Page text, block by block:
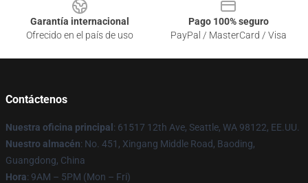
Garantía internacional
Ofrecido en el país de uso
Pago 100% seguro
PayPal / MasterCard / Visa
Contáctenos
Nuestra oficina principal : 61517 12th Ave, Seattle, WA 98122, EE.UU.
Nuestro almacén: No. 451, Xingang Middle Road, Baoding,
Guangdong, China
Hora: 9AM – 5PM (Mon – Fri)